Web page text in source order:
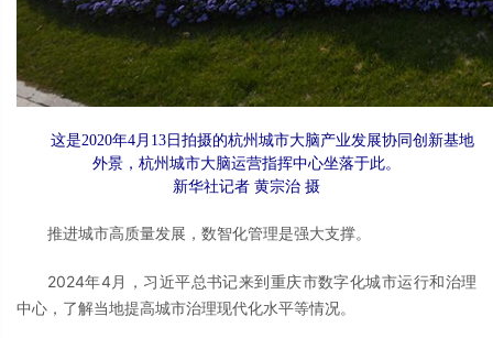
这是2020年4月13日拍摄的杭州城市大脑产业发展协同创新基地
外景，杭州城市大脑运营指挥中心坐落于此。
新华社记者 黄宗治 摄
推进城市高质量发展，数智化管理是强大支撑。
2024年4月，习近平总书记来到重庆市数字化城市运行和治理
中心，了解当地提高城市治理现代化水平等情况。